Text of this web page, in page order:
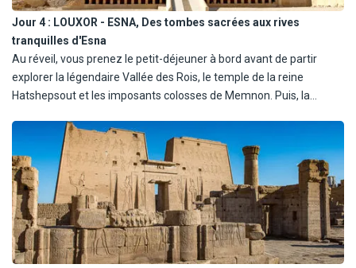
occasionner un départ de l'hôtel à des horaires très matinaux
(éventuellement vers 3h00).
Jour 4 : LOUXOR - ESNA, Des tombes sacrées aux rives
tranquilles d'Esna
Au réveil, vous prenez le petit-déjeuner à bord avant de partir
explorer la légendaire Vallée des Rois, le temple de la reine
Hatshepsout et les imposants colosses de Memnon. Puis, la
glissant paisiblement sur les eaux du Nil. Vous profitez du
déjeuner, du dîner et d'une nuit sereine à bord.